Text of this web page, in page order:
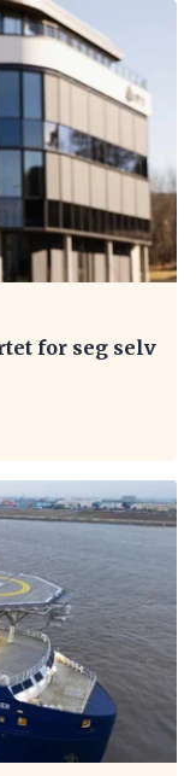
for seg selv